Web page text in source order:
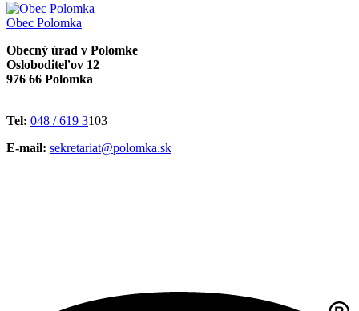
Obec Polomka
Obecný úrad v Polomke
Osloboditeľov 12
976 66 Polomka
Tel: 048 / 619 3103
E-mail: sekretariat@polomka.sk